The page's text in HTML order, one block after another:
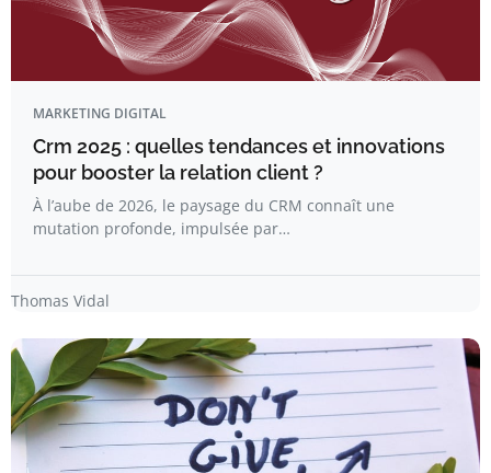
MARKETING DIGITAL
Crm 2025 : quelles tendances et innovations
pour booster la relation client ?
À l’aube de 2026, le paysage du CRM connaît une
mutation profonde, impulsée par…
Thomas Vidal